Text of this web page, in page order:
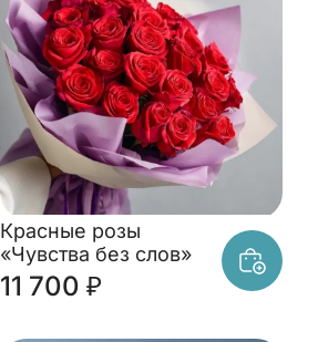
Красные розы
«Чувства без слов»
11 700 ₽